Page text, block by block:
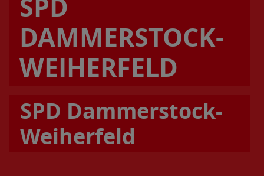
DAMMERSTOCK-
WEIHERFELD
SPD Dammerstock-
Weiherfeld